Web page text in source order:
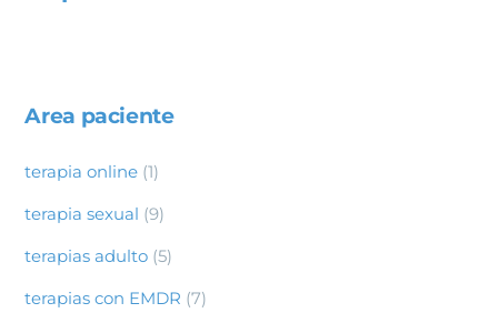
Area paciente
terapia online (1)
terapia sexual (9)
terapias adulto (5)
terapias con EMDR (7)